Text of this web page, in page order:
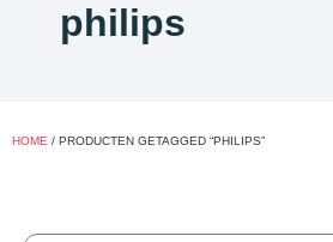
philips
HOME / PRODUCTEN GETAGGED “PHILIPS”